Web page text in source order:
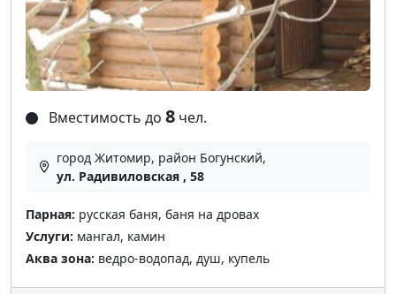
Вместимость до 8 чел.
город Житомир, район Богунский,
ул. Радивиловская , 58
Парная: русская баня, баня на дровах
Услуги: мангал, камин
Аква зона: ведро-водопад, душ, купель